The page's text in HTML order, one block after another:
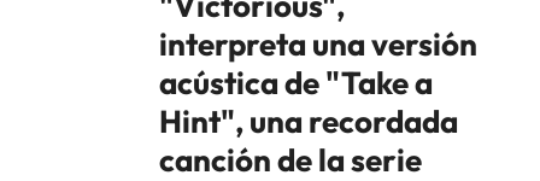
interpreta una versión
acústica de "Take a
Hint", una recordada
canción de la serie